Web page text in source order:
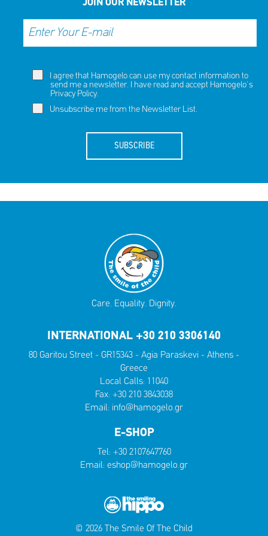
JOIN OUR NEWSLETTER
I agree that Hamogelo can use my contact information to
send me a newsletter. I have read and accept Hamogelo's
Privacy Policy.
Unsubscribe me from the Newsletter List.
SUBSCRIBE
Care. Equality. Dignity.
INTERNATIONAL +30 210 3306140
80 Garitou Street - GR15343 - Agia Paraskevi - Athens -
Greece
Local Calls: 11040
Fax: +30 210 3843038
Email: info@hamogelo.gr
E-SHOP
Tel: +30 2107647760
Email: eshop@hamogelo.gr
© 2026 The Smile Of The Child